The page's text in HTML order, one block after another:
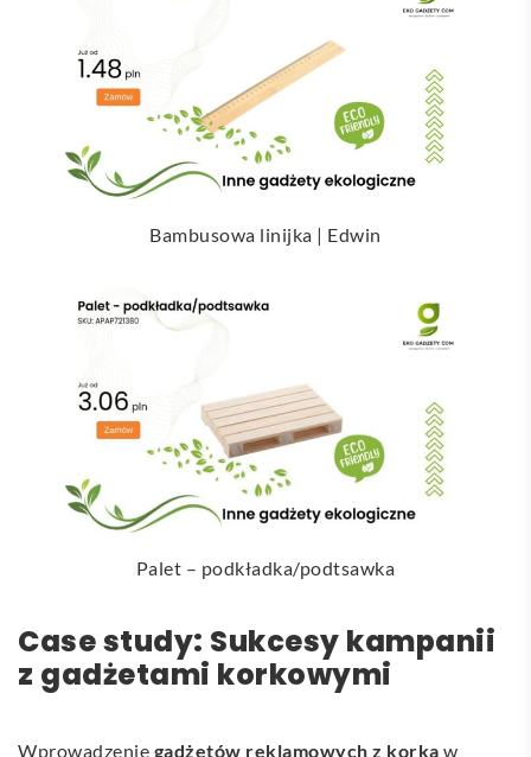
Bambusowa linijka | Edwin
Palet – podkładka/podtsawka
Case study: Sukcesy kampanii
z gadżetami korkowymi
Wprowadzenie gadżetów reklamowych z korka w